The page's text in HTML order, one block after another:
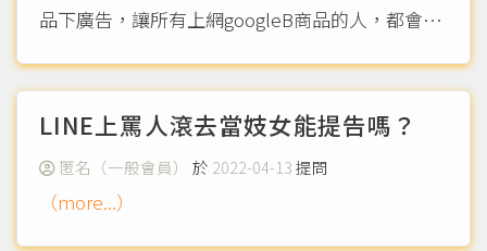
品下廣告，讓所有上網googleB商品的人，都會被
續逛Ａ網站，也沒有強迫下單網購，這樣會違法
嗎？ 不知道政府出手管理交易秩序跟SEO技術商
業自由發...
（more...）
LINE上罵人滾去當妓女能提告嗎？
匿名（一般會員） 於 2022-04-13提問
（more...）